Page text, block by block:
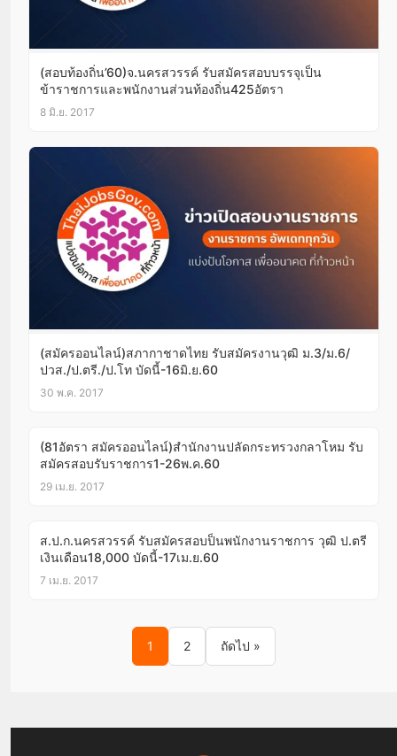
(สอบท้องถิ่น’60)จ.นครสวรรค์ รับสมัครสอบบรรจุเป็น
ข้าราชการและพนักงานส่วนท้องถิ่น425อัตรา
8 มิ.ย. 2017
(สมัครออนไลน์)สภากาชาดไทย รับสมัครงานวุฒิ ม.3/ม.6/
ปวส./ป.ตรี./ป.โท บัดนี้-16มิ.ย.60
30 พ.ค. 2017
(81อัตรา สมัครออนไลน์)สำนักงานปลัดกระทรวงกลาโหม รับ
สมัครสอบรับราชการ1-26พ.ค.60
29 เม.ย. 2017
ส.ป.ก.นครสวรรค์ รับสมัครสอบป็นพนักงานราชการ วุฒิ ป.ตรี
เงินเดือน18,000 บัดนี้-17เม.ย.60
7 เม.ย. 2017
Posts pagination
1 2 ถัดไป »